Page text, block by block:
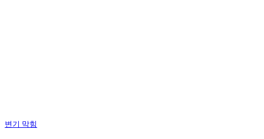
변기 막힘